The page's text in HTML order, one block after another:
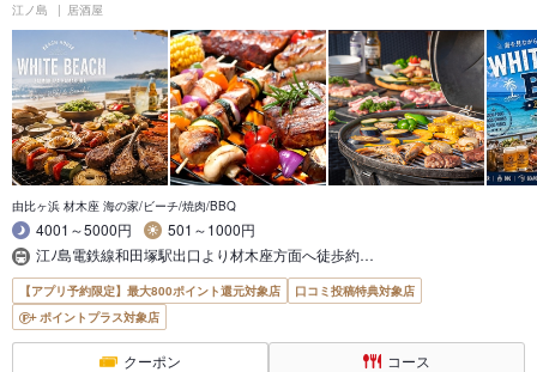
江ノ島 居酒屋
由比ヶ浜 材木座 海の家/ビーチ/焼肉/BBQ
4001～5000円
501～1000円
江ﾉ島電鉄線和田塚駅出口より材木座方面へ徒歩約…
【アプリ予約限定】最大800ポイント還元対象店
口コミ投稿特典対象店
ポイントプラス対象店
クーポン コース